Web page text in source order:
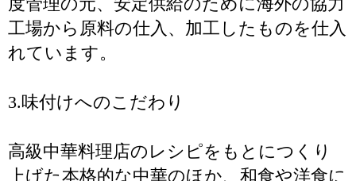
工場から原料の仕入、加工したものを仕入
れています。
3.味付けへのこだわり
高級中華料理店のレシピをもとにつくり
上げた本格的な中華のほか、和食や洋食に